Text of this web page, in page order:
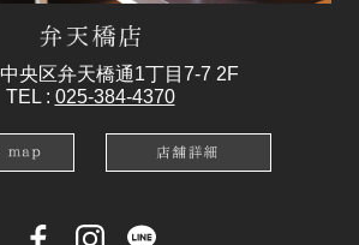
央区弁天橋通1丁目7-7 2F
TEL : 025-384-4370